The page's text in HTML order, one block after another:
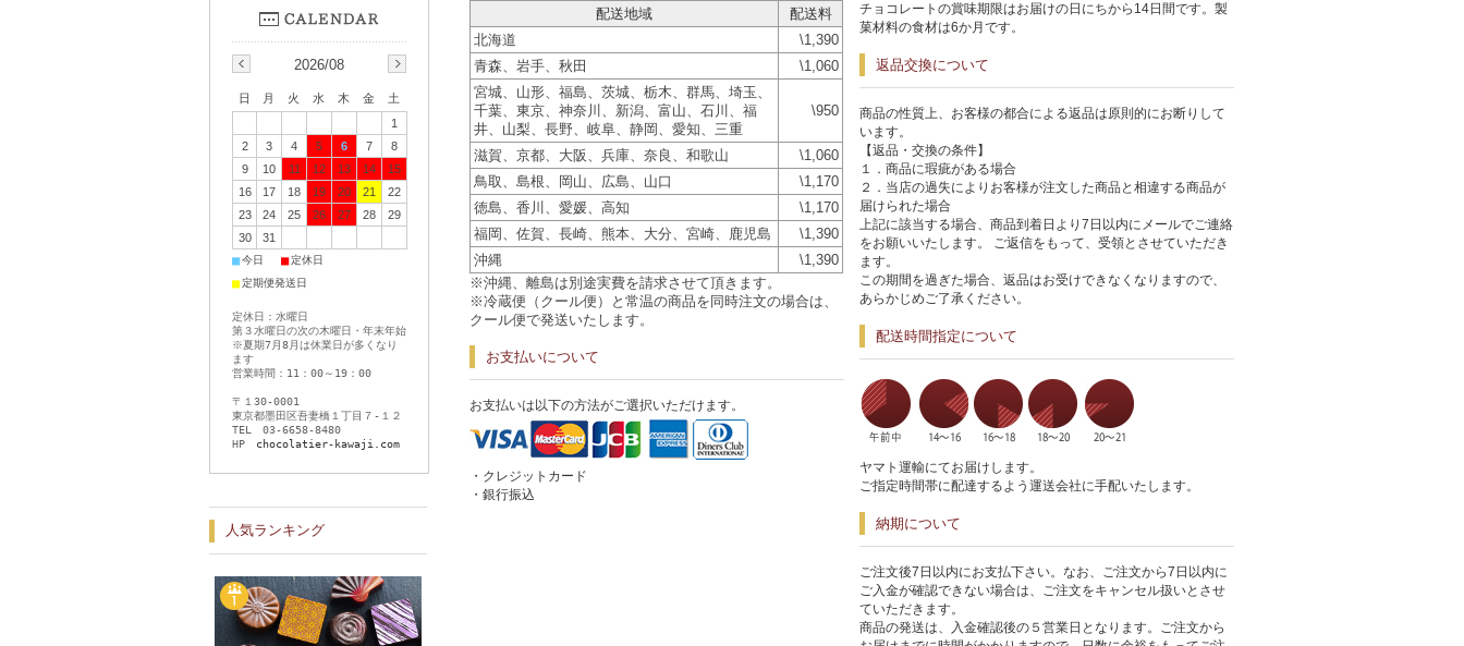
配送地域
配送料
北海道
\1,390
青森、岩手、秋田
\1,060
宮城、山形、福島、茨城、栃木、群馬、埼玉、
千葉、東京、神奈川、新潟、富山、石川、福
井、山梨、長野、岐阜、静岡、愛知、三重
\950
滋賀、京都、大阪、兵庫、奈良、和歌山
\1,060
鳥取、島根、岡山、広島、山口
\1,170
徳島、香川、愛媛、高知
\1,170
福岡、佐賀、長崎、熊本、大分、宮崎、鹿児島
\1,390
沖縄
\1,390
※沖縄、離島は別途実費を請求させて頂きます。
※冷蔵便（クール便）と常温の商品を同時注文の場合は、
クール便で発送いたします。
お支払いについて
お支払いは以下の方法がご選択いただけます。
・クレジットカード
・銀行振込
チョコレートの賞味期限はお届けの日にちから14日間です。製
菓材料の食材は6か月です。
返品交換について
商品の性質上、お客様の都合による返品は原則的にお断りして
います。
【返品・交換の条件】
１．商品に瑕疵がある場合
２．当店の過失によりお客様が注文した商品と相違する商品が
届けられた場合
上記に該当する場合、商品到着日より7日以内にメールでご連絡
をお願いいたします。 ご返信をもって、受領とさせていただき
ます。
この期間を過ぎた場合、返品はお受けできなくなりますので、
あらかじめご了承ください。
配送時間指定について
ヤマト運輸にてお届けします。
ご指定時間帯に配達するよう運送会社に手配いたします。
納期について
ご注文後7日以内にお支払下さい。なお、ご注文から7日以内に
ご入金が確認できない場合は、ご注文をキャンセル扱いとさせ
ていただきます。
商品の発送は、入金確認後の５営業日となります。ご注文から
2026/08
日 月 火 水 木 金
土
1
2
3 4 5 6 7
8
9
10 11 12 13 14
15
16
17 18 19 20 21
22
23
24 25 26 27 28
29
30
31
■今日 ■定休日
■定期便発送日
定休日：水曜日
第３水曜日の次の木曜日・年末年始
※夏期7月8月は休業日が多くなり
ます
営業時間：11：00～19：00
〒１30-0001
東京都墨田区吾妻橋１丁目７-１２
TEL 03-6658-8480
HP chocolatier-kawaji.com
人気ランキング